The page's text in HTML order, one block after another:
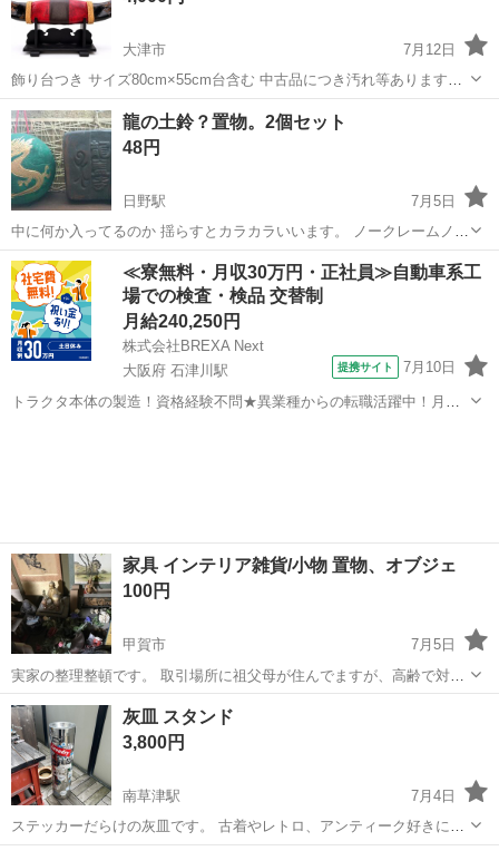
大津市
7月12日
飾り台つき サイズ80cm×55cm台含む 中古品につき汚れ等あります。
近隣まで取りに来てくださる方にお譲りします 出品中のすべての物が
自宅にあるわけではありませんので気になるものが複数ある方は早め
にご連絡お願いします。...
滋賀 大津市 インテリア雑貨/小物
龍の土鈴？置物。2個セット
48円
日野駅
7月5日
中に何か入ってるのか 揺らすとカラカラいいます。 ノークレームノー
リターンノーキャンセル
滋賀 蒲生郡 日野駅 インテリア雑貨/小物 土鈴
≪寮無料・月収30万円・正社員≫自動車系工
場での検査・検品 交替制
月給240,250円
株式会社BREXA Next
大阪府 石津川駅
提携サイト 7月10日
トラクタ本体の製造！資格経験不問★異業種からの転職活躍中！月収
家具 インテリア雑貨/小物 置物、オブジェ
100円
甲賀市
7月5日
実家の整理整頓です。 取引場所に祖父母が住んでますが、高齢で対応
が難しいため、別居している私がします。 平日19:30以降 休日は要相
談でタイミングを決めます。 投稿中の商品をまとめて問い合わせして
くださる方を優先させて...
滋賀 甲賀市 インテリア雑貨/小物
灰皿 スタンド
3,800円
南草津駅
7月4日
ステッカーだらけの灰皿です。 古着やレトロ、アンティーク好きには